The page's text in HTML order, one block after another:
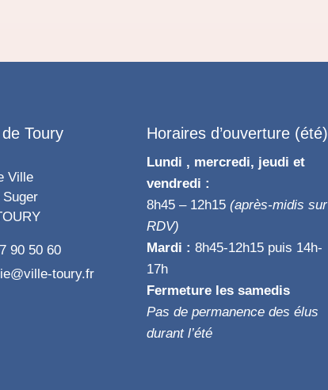
Toury
Ville
90 50 60
toury.fr
Horaires d’ouverture (été)
Lundi , mercredi, jeudi et
vendredi :
8h45 – 12h15(après-midis sur
RDV)
Mardi : 8h45-12h15 puis 14h-
17h
Fermeture les samedis
Pas de permanence des élus
durant l’été